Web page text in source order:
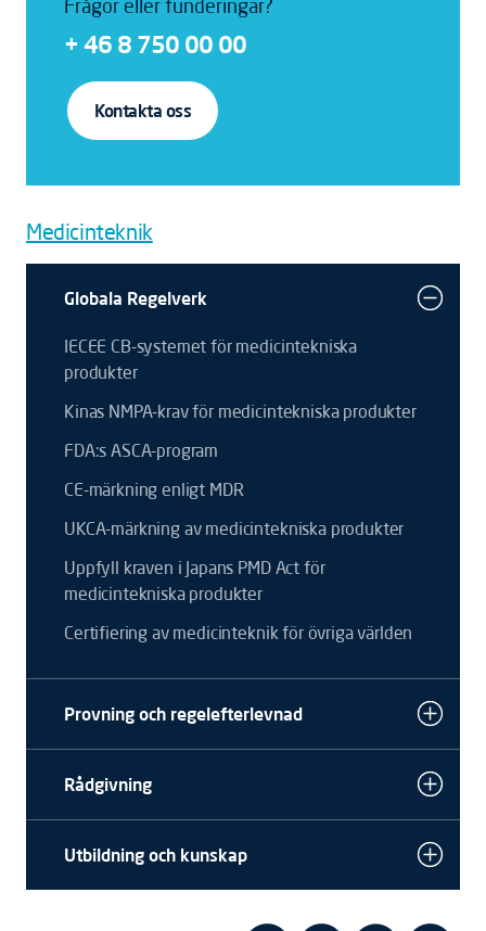
Frågor eller funderingar?
+ 46 8 750 00 00
Kontakta oss
Medicinteknik
Globala Regelverk
IECEE CB-systemet för medicintekniska
produkter
Kinas NMPA-krav för medicintekniska produkter
FDA:s ASCA-program
CE-märkning enligt MDR
UKCA-märkning av medicintekniska produkter
Uppfyll kraven i Japans PMD Act för
medicintekniska produkter
Certifiering av medicinteknik för övriga världen
Provning och regelefterlevnad
Rådgivning
Utbildning och kunskap